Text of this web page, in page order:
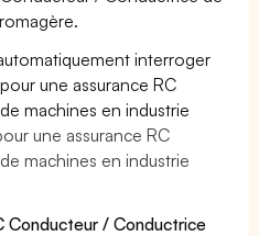
interroger
une assurance RC
machines en industrie
une assurance RC
machines en industrie
Conducteur / Conductrice